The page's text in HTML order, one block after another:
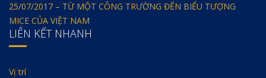
25/07/2017 – TỪ MỘT CÔNG TRƯỜNG ĐẾN BIỂU TƯỢNG
MICE CỦA VIỆT NAM
LIÊN KẾT NHANH
Vị trí